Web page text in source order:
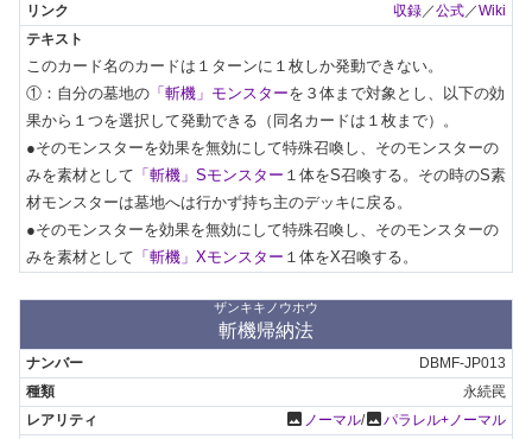
収録／公式／Wiki
このカード名のカードは１ターンに１枚しか発動できない。
①：自分の墓地の 「斬機」モンスターを３体まで対象とし、以下の効
果から１つを選択して発動できる（同名カードは１枚まで）。
●そのモンスターを効果を無効にして特殊召喚し、そのモンスターの
みを素材として 「斬機」Sモンスター １体をS召喚する。その時のS素
材モンスターは墓地へは行かず持ち主のデッキに戻る。
●そのモンスターを効果を無効にして特殊召喚し、そのモンスターの
みを素材として 「斬機」Xモンスター １体をX召喚する。
ザンキキノウホウ
斬機帰納法
DBMF-JP013
永続罠
photo ノーマル/photoパラレル+ノーマル